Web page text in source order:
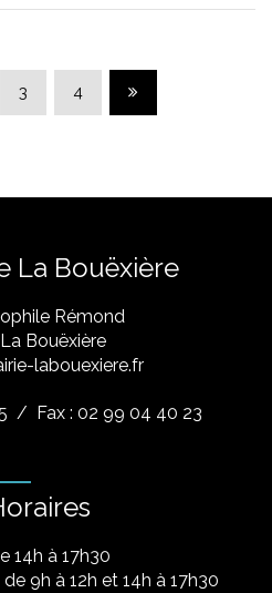
3 4 Page suivante
La Bouëxière
Rémond
Bouëxière
labouexiere.fr
/ Fax : 02 99 04 40 23
14h à 17h30
9h à 12h et 14h à 17h30